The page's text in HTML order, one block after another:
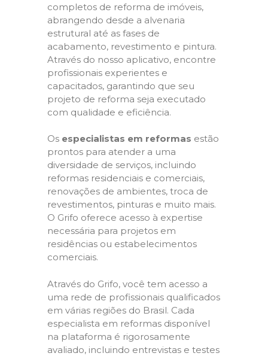
completos de reforma de imóveis,
abrangendo desde a alvenaria
estrutural até as fases de
acabamento, revestimento e pintura.
Através do nosso aplicativo, encontre
profissionais experientes e
capacitados, garantindo que seu
projeto de reforma seja executado
com qualidade e eficiência.
Os especialistas em reformas estão
prontos para atender a uma
diversidade de serviços, incluindo
reformas residenciais e comerciais,
renovações de ambientes, troca de
revestimentos, pinturas e muito mais.
O Grifo oferece acesso à expertise
necessária para projetos em
residências ou estabelecimentos
comerciais.
Através do Grifo, você tem acesso a
uma rede de profissionais qualificados
em várias regiões do Brasil. Cada
especialista em reformas disponível
na plataforma é rigorosamente
avaliado, incluindo entrevistas e testes